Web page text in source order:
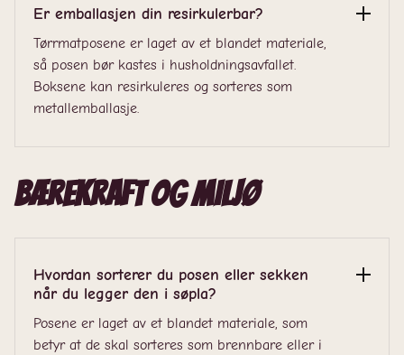
Er emballasjen din resirkulerbar?
Tørrmatposene er laget av et blandet materiale,
så posen bør kastes i husholdningsavfallet.
Boksene kan resirkuleres og sorteres som
metallemballasje.
Bærekraft og miljø
Hvordan sorterer du posen eller sekken
når du legger den i søpla?
Posene er laget av et blandet materiale, som
betyr at de skal sorteres som brennbare eller i